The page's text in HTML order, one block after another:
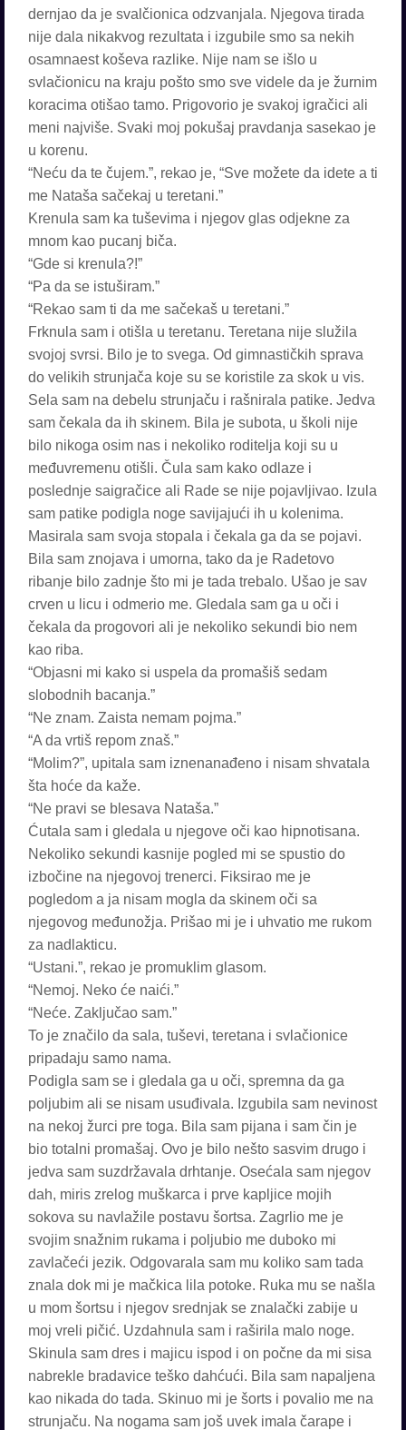
dernjao da je svalčionica odzvanjala. Njegova tirada
nije dala nikakvog rezultata i izgubile smo sa nekih
osamnaest koševa razlike. Nije nam se išlo u
svlačionicu na kraju pošto smo sve videle da je žurnim
koracima otišao tamo. Prigovorio je svakoj igračici ali
meni najviše. Svaki moj pokušaj pravdanja sasekao je
u korenu.
“Neću da te čujem.”, rekao je, “Sve možete da idete a ti
me Nataša sačekaj u teretani.”
Krenula sam ka tuševima i njegov glas odjekne za
mnom kao pucanj biča.
“Gde si krenula?!”
“Pa da se istuširam.”
“Rekao sam ti da me sačekaš u teretani.”
Frknula sam i otišla u teretanu. Teretana nije služila
svojoj svrsi. Bilo je to svega. Od gimnastičkih sprava
do velikih strunjača koje su se koristile za skok u vis.
Sela sam na debelu strunjaču i rašnirala patike. Jedva
sam čekala da ih skinem. Bila je subota, u školi nije
bilo nikoga osim nas i nekoliko roditelja koji su u
međuvremenu otišli. Čula sam kako odlaze i
poslednje saigračice ali Rade se nije pojavljivao. Izula
sam patike podigla noge savijajući ih u kolenima.
Masirala sam svoja stopala i čekala ga da se pojavi.
Bila sam znojava i umorna, tako da je Radetovo
ribanje bilo zadnje što mi je tada trebalo. Ušao je sav
crven u licu i odmerio me. Gledala sam ga u oči i
čekala da progovori ali je nekoliko sekundi bio nem
kao riba.
“Objasni mi kako si uspela da promašiš sedam
slobodnih bacanja.”
“Ne znam. Zaista nemam pojma.”
“A da vrtiš repom znaš.”
“Molim?”, upitala sam iznenanađeno i nisam shvatala
šta hoće da kaže.
“Ne pravi se blesava Nataša.”
Ćutala sam i gledala u njegove oči kao hipnotisana.
Nekoliko sekundi kasnije pogled mi se spustio do
izbočine na njegovoj trenerci. Fiksirao me je
pogledom a ja nisam mogla da skinem oči sa
njegovog međunožja. Prišao mi je i uhvatio me rukom
za nadlakticu.
“Ustani.”, rekao je promuklim glasom.
“Nemoj. Neko će naići.”
“Neće. Zaključao sam.”
To je značilo da sala, tuševi, teretana i svlačionice
pripadaju samo nama.
Podigla sam se i gledala ga u oči, spremna da ga
poljubim ali se nisam usuđivala. Izgubila sam nevinost
na nekoj žurci pre toga. Bila sam pijana i sam čin je
bio totalni promašaj. Ovo je bilo nešto sasvim drugo i
jedva sam suzdržavala drhtanje. Osećala sam njegov
dah, miris zrelog muškarca i prve kapljice mojih
sokova su navlažile postavu šortsa. Zagrlio me je
svojim snažnim rukama i poljubio me duboko mi
zavlačeći jezik. Odgovarala sam mu koliko sam tada
znala dok mi je mačkica lila potoke. Ruka mu se našla
u mom šortsu i njegov srednjak se znalački zabije u
moj vreli pičić. Uzdahnula sam i raširila malo noge.
Skinula sam dres i majicu ispod i on počne da mi sisa
nabrekle bradavice teško dahćući. Bila sam napaljena
kao nikada do tada. Skinuo mi je šorts i povalio me na
strunjaču. Na nogama sam još uvek imala čarape i